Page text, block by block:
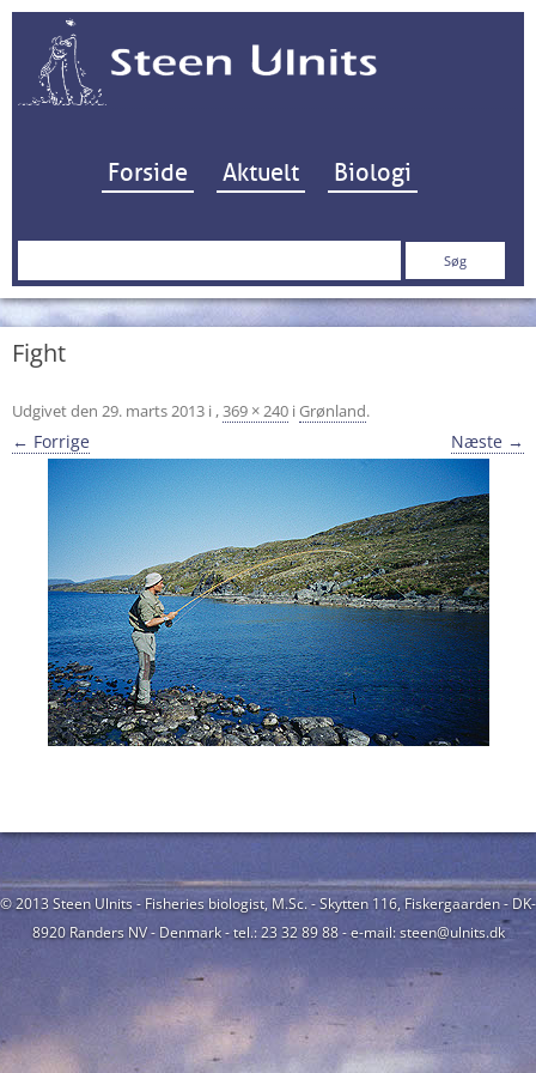
Hop til indhold
Forside Aktuelt Biologi
Søg
Fight
Udgivet den 29. marts 2013 i ,369 × 240 iGrønland.
← Forrige Næste →
© 2013 Steen Ulnits - Fisheries biologist, M.Sc. - Skytten 116, Fiskergaarden - DK-
8920 Randers NV - Denmark - tel.: 23 32 89 88 - e-mail: steen@ulnits.dk